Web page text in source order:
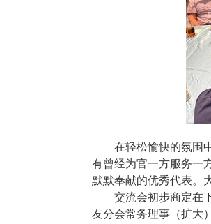
在轻松愉快的氛围
有曾经为官一方服务一
默默奉献的优秀代表。
交流会初步商定在
友分会常务理事（扩大